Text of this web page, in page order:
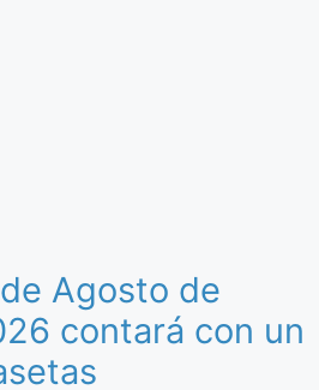
Agosto de
contará con un